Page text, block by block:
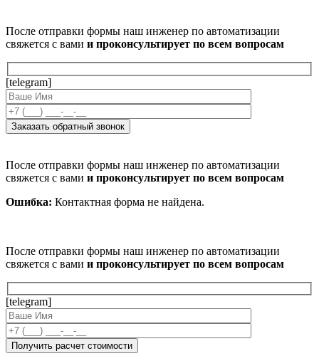
После отправки формы наш инженер по автоматизации
свяжется с вами и проконсультирует по всем вопросам
[telegram]
После отправки формы наш инженер по автоматизации
свяжется с вами и проконсультирует по всем вопросам
Ошибка: Контактная форма не найдена.
После отправки формы наш инженер по автоматизации
свяжется с вами и проконсультирует по всем вопросам
[telegram]